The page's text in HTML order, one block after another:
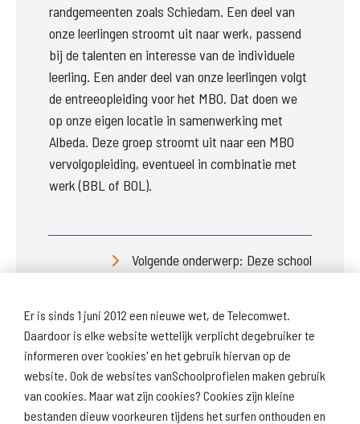
Er is sinds 1 juni 2012 een nieuwe wet, de Telecomwet.
Daardoor is elke website wettelijk verplicht degebruiker te
informeren over 'cookies' en het gebruik hiervan op de
website. Ook de websites vanSchoolprofielen maken gebruik
van cookies. Maar wat zijn cookies? Cookies zijn kleine
bestanden dieuw voorkeuren tijdens het surfen onthouden en
randgemeenten zoals Schiedam. Een deel van
onze leerlingen stroomt uit naar werk, passend
bij de talenten en interesse van de individuele
leerling. Een ander deel van onze leerlingen volgt
de entreeopleiding voor het MBO. Dat doen we
op onze eigen locatie in samenwerking met
Albeda. Deze groep stroomt uit naar een MBO
vervolgopleiding, eventueel in combinatie met
werk (BBL of BOL).
Volgende onderwerp: Deze school
Download
schoolprofiel
Naar
schoolresultaten